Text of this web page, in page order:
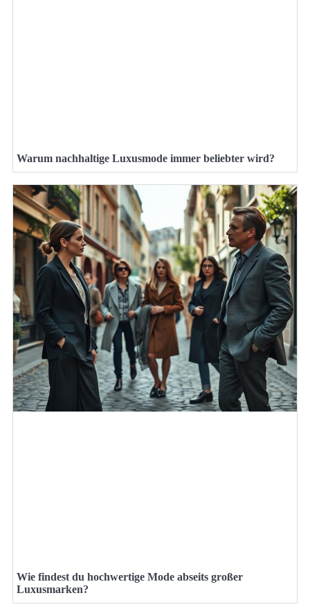
Warum nachhaltige Luxusmode immer beliebter wird?
Wie findest du hochwertige Mode abseits großer
Luxusmarken?